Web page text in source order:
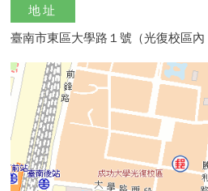
地址
臺南市東區大學路１號（光復校區內